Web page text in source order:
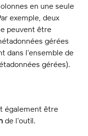
en une seule
exemple, deux
peuvent être
gérées
dans l’ensemble de
gérées).
également être
de l’outil.